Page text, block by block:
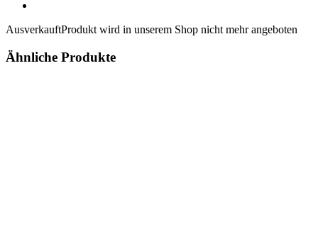
AusverkauftProdukt wird in unserem Shop nicht mehr angeboten
Ähnliche Produkte